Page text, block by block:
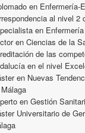
en
al nivel 2
en
en Ciencias de la
de las
en el nivel
en Nuevas
en Gestión
Universitario de